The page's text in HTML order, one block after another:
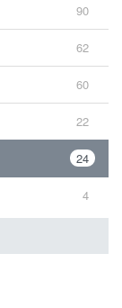
90
62
60
22
24
4